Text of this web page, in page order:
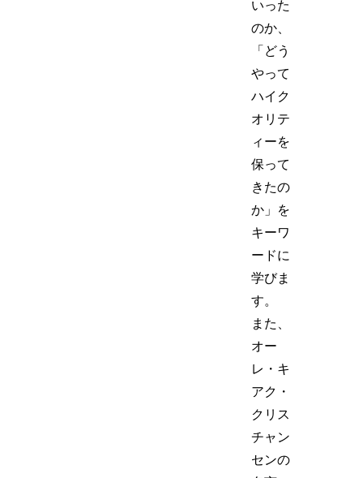
いった
のか、
「どう
やって
ハイク
オリテ
ィーを
保って
きたの
か」を
キーワ
ードに
学びま
す。
また、
オー
レ・キ
アク・
クリス
チャン
センの